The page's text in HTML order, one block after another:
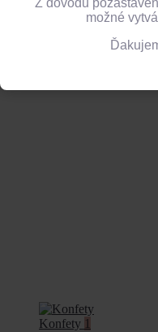
Konfety 1
Z dôvodu
možné